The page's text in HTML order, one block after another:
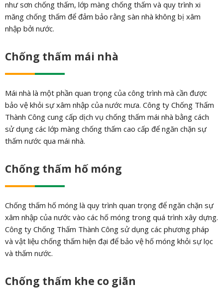
như sơn chống thấm, lớp màng chống thấm và quy trình xi
măng chống thấm để đảm bảo rằng sàn nhà không bị xâm
nhập bởi nước.
Chống thấm mái nhà
Mái nhà là một phần quan trọng của công trình mà cần được
bảo vệ khỏi sự xâm nhập của nước mưa. Công ty Chống Thấm
Thành Công cung cấp dịch vụ chống thấm mái nhà bằng cách
sử dụng các lớp màng chống thấm cao cấp để ngăn chặn sự
thấm nước qua mái nhà.
Chống thấm hố móng
Chống thấm hố móng là quy trình quan trọng để ngăn chặn sự
xâm nhập của nước vào các hố móng trong quá trình xây dựng.
Công ty Chống Thấm Thành Công sử dụng các phương pháp
và vật liệu chống thấm hiện đại để bảo vệ hố móng khỏi sự lọc
và thấm nước.
Chống thấm khe co giãn